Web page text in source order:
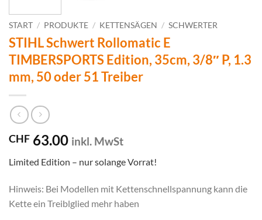
START / PRODUKTE / KETTENSÄGEN / SCHWERTER
STIHL Schwert Rollomatic E
TIMBERSPORTS Edition, 35cm, 3/8″ P, 1.3
mm, 50 oder 51 Treiber
CHF 63.00 inkl. MwSt
Limited Edition – nur solange Vorrat!
Hinweis: Bei Modellen mit Kettenschnellspannung kann die
Kette ein Treiblglied mehr haben